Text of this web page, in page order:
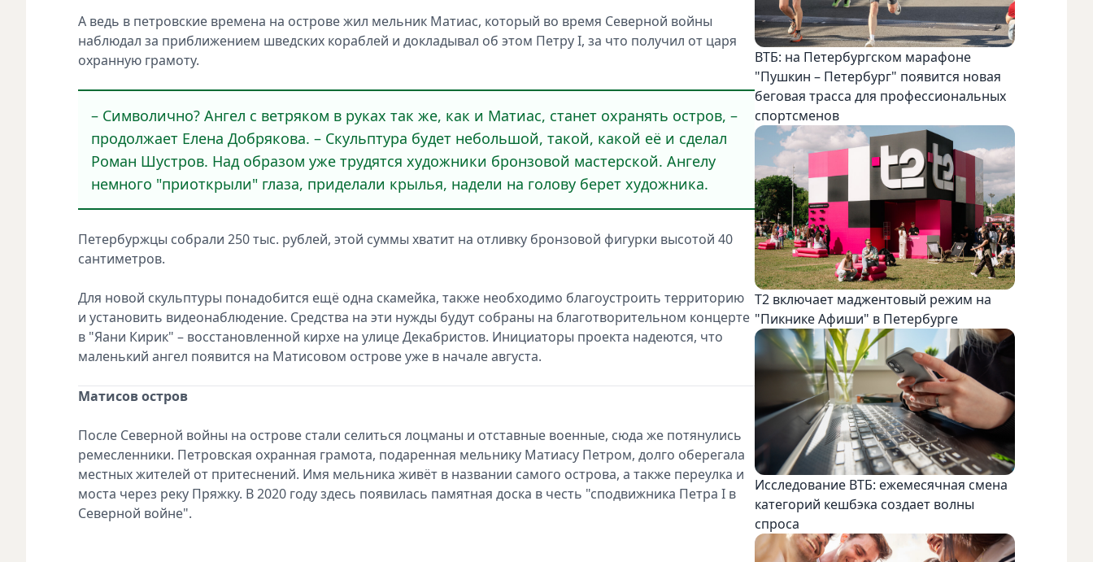
А ведь в петровские времена на острове жил мельник Матиас, который во время Северной войны
наблюдал за приближением шведских кораблей и докладывал об этом Петру I, за что получил от царя
охранную грамоту.
– Символично? Ангел с ветряком в руках так же, как и Матиас, станет охранять остров, –
продолжает Елена Добрякова. – Скульптура будет небольшой, такой, какой её и сделал
Роман Шустров. Над образом уже трудятся художники бронзовой мастерской. Ангелу
немного "приоткрыли" глаза, приделали крылья, надели на голову берет художника.
Петербуржцы собрали 250 тыс. рублей, этой суммы хватит на отливку бронзовой фигурки высотой 40
сантиметров.
Для новой скульптуры понадобится ещё одна скамейка, также необходимо благоустроить территорию
и установить видеонаблюдение. Средства на эти нужды будут собраны на благотворительном концерте
в "Яани Кирик" – восстановленной кирхе на улице Декабристов. Инициаторы проекта надеются, что
маленький ангел появится на Матисовом острове уже в начале августа.
Матисов остров
После Северной войны на острове стали селиться лоцманы и отставные военные, сюда же потянулись
ремесленники. Петровская охранная грамота, подаренная мельнику Матиасу Петром, долго оберегала
местных жителей от притеснений. Имя мельника живёт в названии самого острова, а также переулка и
моста через реку Пряжку. В 2020 году здесь появилась памятная доска в честь "сподвижника Петра I в
Северной войне".
ВТБ: на Петербургском марафоне
"Пушкин – Петербург" появится новая
беговая трасса для профессиональных
спортсменов
Т2 включает маджентовый режим на
"Пикнике Афиши" в Петербурге
Исследование ВТБ: ежемесячная смена
категорий кешбэка создает волны
спроса